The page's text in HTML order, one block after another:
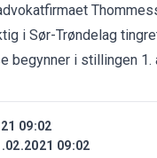
i Sør-Trøndelag
begynner i stillingen 1.
09:02
09:02